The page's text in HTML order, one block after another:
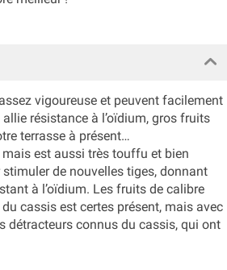
vigoureuse et peuvent facilement
résistance à l’oïdium, gros fruits
terrasse à présent…
est aussi très touffu et bien
de nouvelles tiges, donnant
à l’oïdium. Les fruits de calibre
cassis est certes présent, mais avec
détracteurs connus du cassis, qui ont